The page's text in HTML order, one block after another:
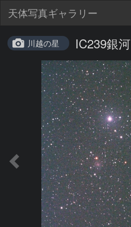
天体写真ギャラリー
川越の星 IC239銀河